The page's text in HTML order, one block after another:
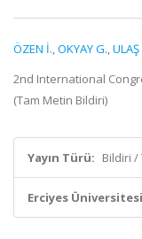
ÖZEN İ.,OKYAY G.,ULAŞ
2nd International
(Tam Metin Bildiri)
Yayın Türü: Bildiri /
Erciyes